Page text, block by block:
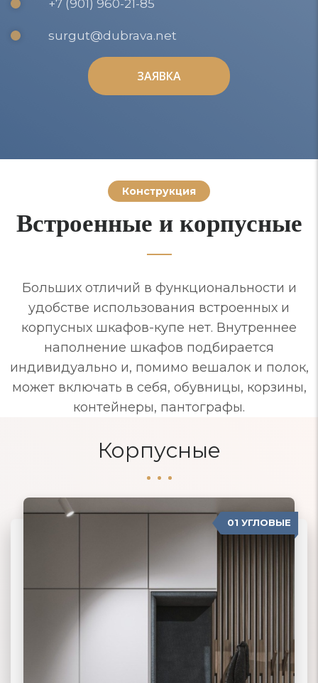
+7 (901) 960-21-85
surgut@dubrava.net
ЗАЯВКА
ЗАЯВКА
Конструкция
Встроенные и корпусные
Больших отличий в функциональности и
удобстве использования встроенных и
корпусных шкафов-купе нет. Внутреннее
наполнение шкафов подбирается
индивидуально и, помимо вешалок и полок,
может включать в себя, обувницы, корзины,
контейнеры, пантографы.
Корпусные
01 УГЛОВЫЕ
02 ПРЯМЫЕ